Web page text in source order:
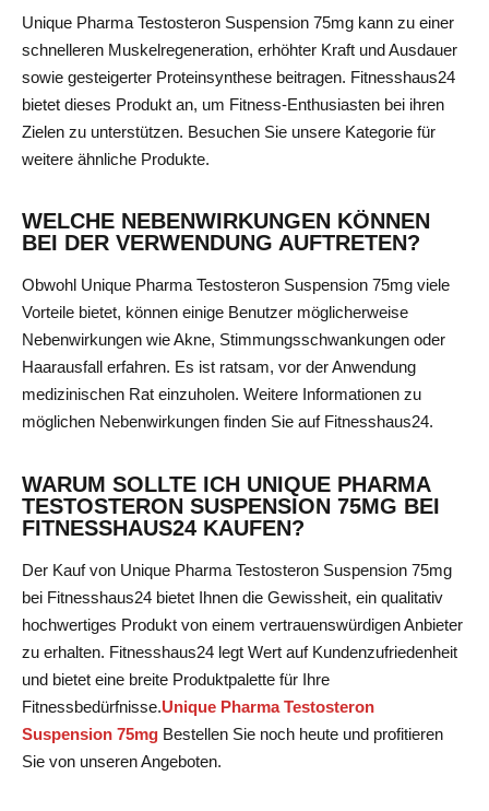
Unique Pharma Testosteron Suspension 75mg kann zu einer
schnelleren Muskelregeneration, erhöhter Kraft und Ausdauer
sowie gesteigerter Proteinsynthese beitragen. Fitnesshaus24
bietet dieses Produkt an, um Fitness-Enthusiasten bei ihren
Zielen zu unterstützen. Besuchen Sie unsere Kategorie für
weitere ähnliche Produkte.
WELCHE NEBENWIRKUNGEN KÖNNEN
BEI DER VERWENDUNG AUFTRETEN?
Obwohl Unique Pharma Testosteron Suspension 75mg viele
Vorteile bietet, können einige Benutzer möglicherweise
Nebenwirkungen wie Akne, Stimmungsschwankungen oder
Haarausfall erfahren. Es ist ratsam, vor der Anwendung
medizinischen Rat einzuholen. Weitere Informationen zu
möglichen Nebenwirkungen finden Sie auf Fitnesshaus24.
WARUM SOLLTE ICH UNIQUE PHARMA
TESTOSTERON SUSPENSION 75MG BEI
FITNESSHAUS24 KAUFEN?
Der Kauf von Unique Pharma Testosteron Suspension 75mg
bei Fitnesshaus24 bietet Ihnen die Gewissheit, ein qualitativ
hochwertiges Produkt von einem vertrauenswürdigen Anbieter
zu erhalten. Fitnesshaus24 legt Wert auf Kundenzufriedenheit
und bietet eine breite Produktpalette für Ihre
Fitnessbedürfnisse.Unique Pharma Testosteron
Suspension 75mg Bestellen Sie noch heute und profitieren
Sie von unseren Angeboten.